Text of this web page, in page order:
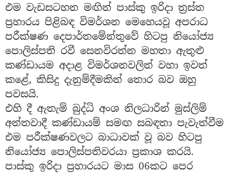
එම වැඩසටහන මඟින් පාස්කු ඉරිදා ත්‍රස්ත
ප්‍රහාරය පිළිබඳ විමර්ශන මෙහෙයවූ අපරාධ
පරීක්ෂණ දෙපාර්තමේන්තුවේ හිටපු නියෝජ්‍ය
පොලිස්පති රවී සෙනවිරත්න මහතා ඇතුළු
කණ්ඩායම අදාළ විමර්ශනවලින් වහා ඉවත්
කළේ, කිසිදු දැනුම්දීමකින් තොර බව ඔහු
පවසයි.
එහි දී ඇතැම් බුද්ධි අංශ නිලධාරින් මුස්ලිම්
අන්තවාදී කණ්ඩායම් සමඟ සබඳතා පැවැත්වීම
එම පරීක්ෂණවලට බාධාවක් වූ බව හිටපු
නියෝජ්‍ය පොලිස්පතිවරයා ප්‍රකාශ කරයි.
පාස්කු ඉරිදා ප්‍රහාරයට මාස 06කට පෙර